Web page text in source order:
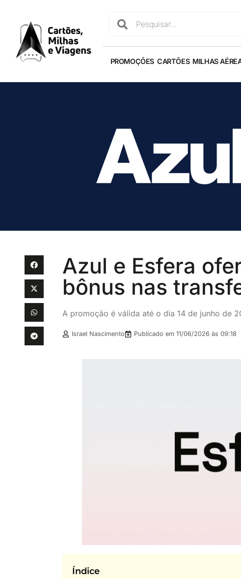
PROMOÇÕES CARTÕES MILHAS
Azul e Esfera
bônus nas
A promoção é válida até o dia 14 de junho de
Israel Nascimento Publicado em 11/06/2026 às 09:18
Índice